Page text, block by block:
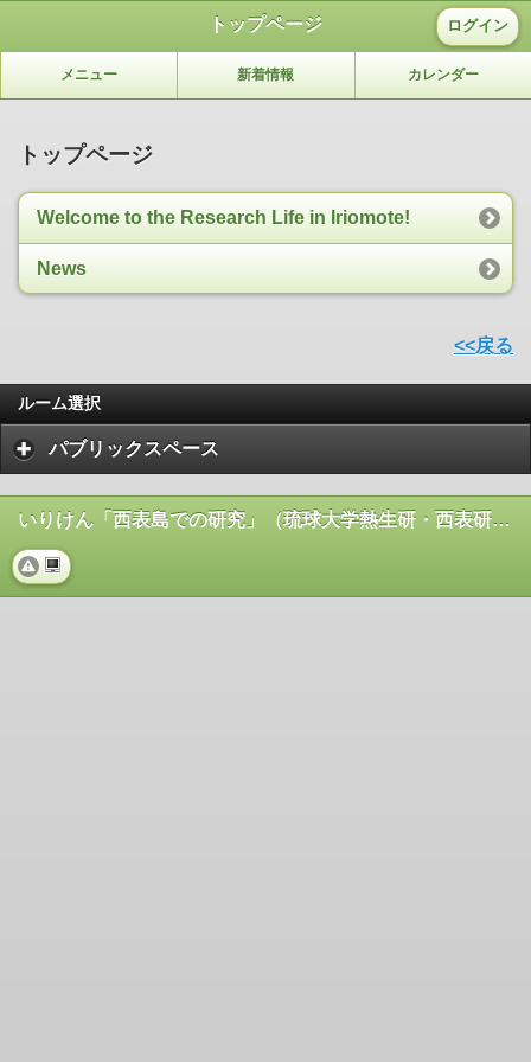
トップページ ログイン
メニュー 新着情報 カレンダー
トップページ
Welcome to the Research Life in Iriomote!
News
<<戻る
ルーム選択
パブリックスペース
いりけん「西表島での研究」（琉球大学熱生研・西表研究施設）